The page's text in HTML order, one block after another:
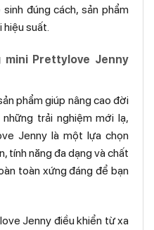
đúng cách, sản phẩm
hiệu suất.
Prettylove Jenny
phẩm giúp nâng cao đời
trải nghiệm mới lạ,
Jenny là một lựa chọn
tính năng đa dạng và chất
toàn xứng đáng để bạn
Jenny điều khiển từ xa